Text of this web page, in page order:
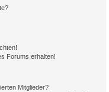
Forums erhalten!
Mitglieder?